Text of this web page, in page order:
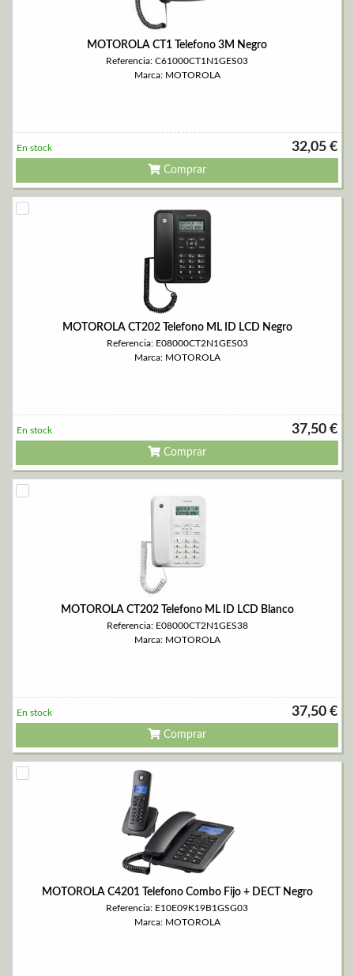
MOTOROLA CT1 Telefono 3M Negro
Referencia: C61000CT1N1GES03
Marca: MOTOROLA
32,05 €
En stock
Comprar
MOTOROLA CT202 Telefono ML ID LCD Negro
Referencia: E08000CT2N1GES03
Marca: MOTOROLA
37,50 €
En stock
Comprar
MOTOROLA CT202 Telefono ML ID LCD Blanco
Referencia: E08000CT2N1GES38
Marca: MOTOROLA
37,50 €
En stock
Comprar
MOTOROLA C4201 Telefono Combo Fijo + DECT Negro
Referencia: E10E09K19B1GSG03
Marca: MOTOROLA